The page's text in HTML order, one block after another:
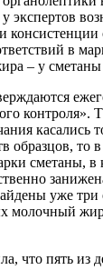
экспертов
в
– у
контроля».
касались
образцов, то
сметаны, в
уже три
молочный
что пять из